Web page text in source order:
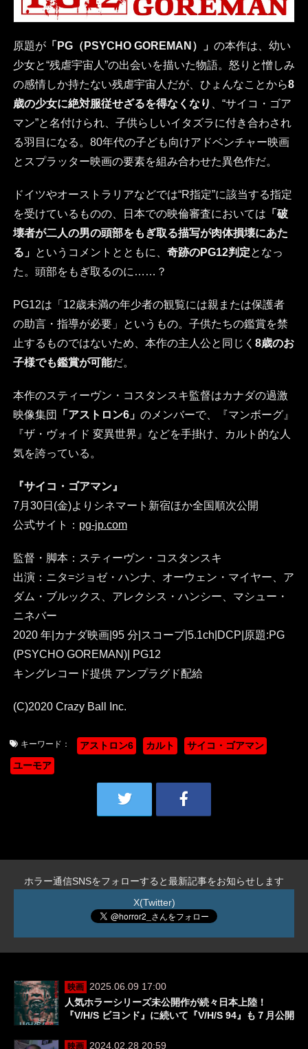
原題が「PG（PSYCHO GOREMAN）」 の本作は、幼い
少女と“残虐宇宙人”の出会いを描いた物語。怒りと憎しみ
の感情しか持たない残虐宇宙人だが、ひょんなことから8
歳の少女に絶対服従せざるを得なくなり
、“サイコ・ゴア
マン”と名付けられ、子供らしいイタズラに付き合わされ
る羽目になる。80年代の子ども向けアドベンチャー映画
とスプラッター映画の要素を組み合わせた異色作だ。
ドイツやオーストラリアなどでは“R指定”に該当する指定
を受けているものの、日本での映倫審査においては 「破
壊者が二人の男の頭部をもぎ取る描写が肉体損壊にあた
る」 というコメントとともに、 奇跡のPG12判定となっ
た。頭部をもぎ取るのに……？
PG12は「12歳未満の年少者の観覧には親または保護者
の助言・指導が必要」というもの。子供たちの鑑賞を禁
止するものではないため、本作の主人公と同じく 8歳のお
子様でも鑑賞が可能だ。
本作のスティーヴン・コスタンスキ監督はカナダの過激
映像集団
「アストロン6」 のメンバーで、『マンボーグ』
『ザ・ヴォイド 変異世界』などを手掛け、カルト的な人
気を誇っている。
『サイコ・ゴアマン』
7月30日(金)よりシネマート新宿ほか全国順次公開
公式サイト： pg-jp.com
監督・脚本：スティーヴン・コスタンスキ
出演：ニタ=ジョゼ・ハンナ、オーウェン・マイヤー、ア
ダム・ブルックス、アレクシス・ハンシー、マシュー・
ニネバー
2020 年|カナダ映画|95 分|スコープ|5.1ch|DCP|原題:PG
(PSYCHO GOREMAN)| PG12
キングレコード提供 アンプラグド配給
(C)2020 Crazy Ball Inc.
キーワード： アストロン6 カルト
サイコ・ゴアマン
ユーモア
ホラー通信SNSをフォローすると最新記事をお知らせします
X(Twitter)
映画
2025.06.09 17:00
人気ホラーシリーズ未公開作が続々日本上陸！
『V/H/S ビヨンド』に続いて『V/H/S 94』も７月公開
映画 2024.02.28 20:59